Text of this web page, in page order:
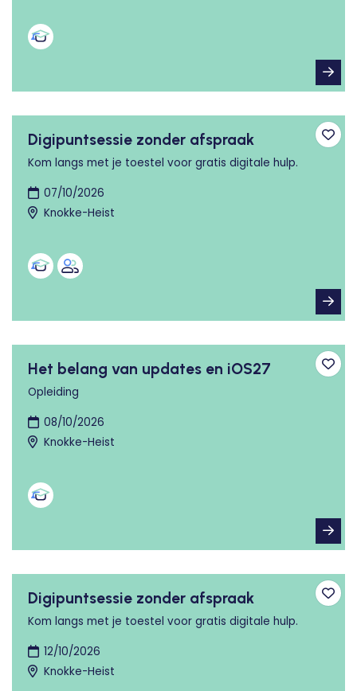
Digipuntsessie zonder afspraak
Kom langs met je toestel voor gratis digitale hulp.
07/10/2026
Knokke-Heist
Het belang van updates en iOS27
Opleiding
08/10/2026
Knokke-Heist
Digipuntsessie zonder afspraak
Kom langs met je toestel voor gratis digitale hulp.
12/10/2026
Knokke-Heist